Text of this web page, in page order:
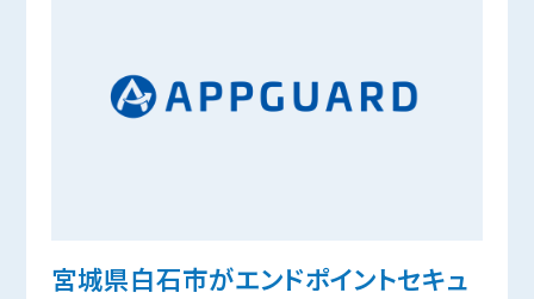
宮城県白石市がエンドポイントセキュ